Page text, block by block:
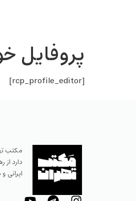
پروفایل
[rcp_profile_editor]
مکتب
دارد
ایرانی